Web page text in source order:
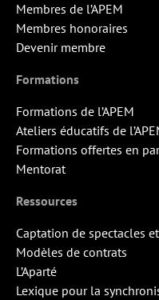
Membres de l’APEM
Membres honoraires
Devenir membre
Formations
Formations de l’APEM
Ateliers éducatifs de
Formations offertes en
Mentorat
Ressources
Captation de spectacles
Modèles de contrats
L’Aparté
Lexique pour la